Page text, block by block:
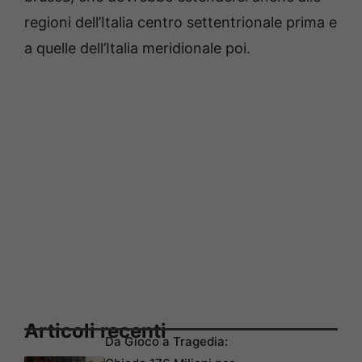
regioni dell’Italia centro settentrionale prima e
a quelle dell’Italia meridionale poi.
Articoli recentiDa Gioco a Tragedia: